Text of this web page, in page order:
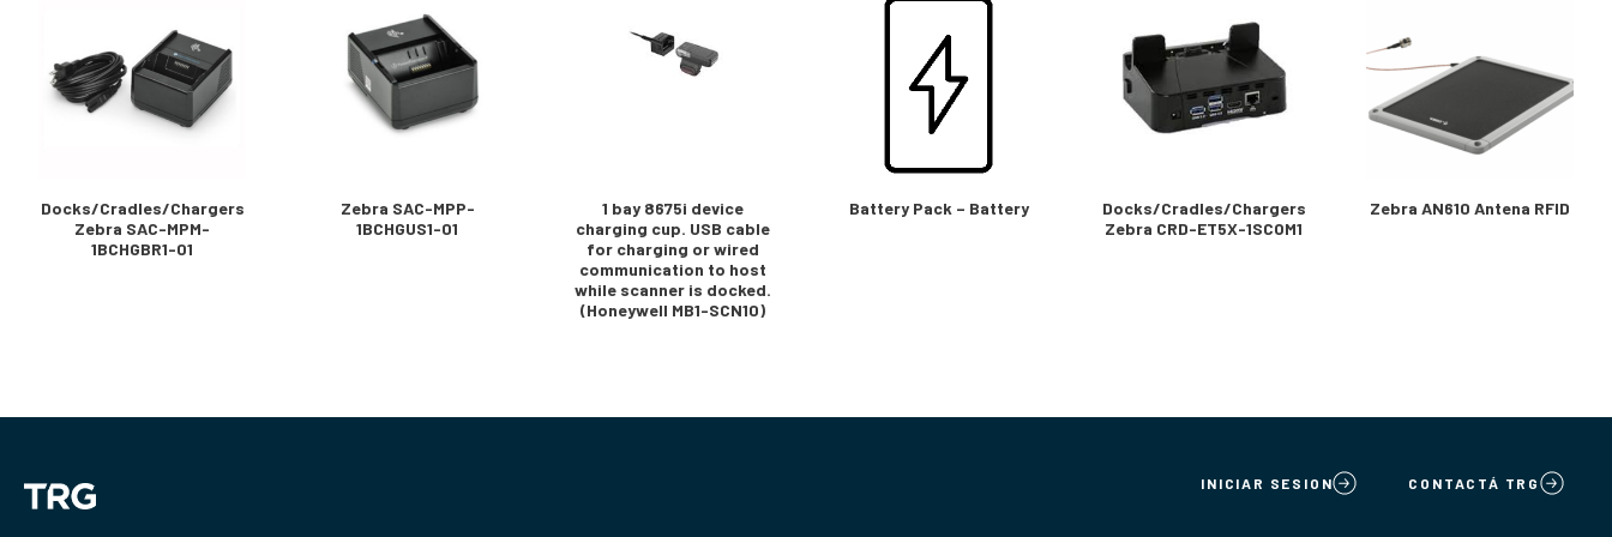
Docks/Cradles/Chargers
Zebra SAC-MPM-
1BCHGBR1-01
Zebra SAC-MPP-
1BCHGUS1-01
1 bay 8675i device
charging cup. USB cable
for charging or wired
communication to host
while scanner is docked.
(Honeywell MB1-SCN10)
Battery Pack – Battery
Docks/Cradles/Chargers
Zebra CRD-ET5X-1SCOM1
Zebra AN610 Antena RFID
INICIAR SESION CONTACTÁ TRG